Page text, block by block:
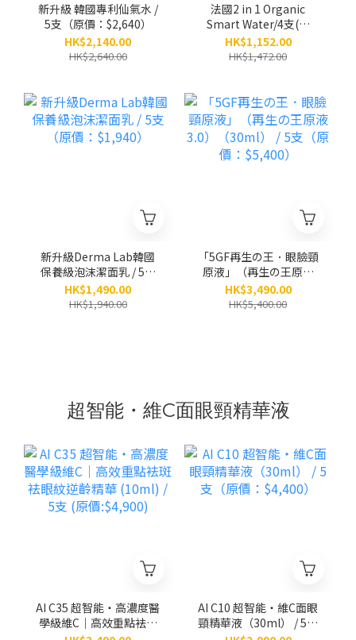
新升級 韓國專利仙氣水 /
5支（原價：$2,640）
HK$2,140.00
HK$2,640.00
法國2 in 1 Organic
Smart Water/4支(原
價：$1,472)
HK$1,152.00
HK$1,472.00
新升級Derma Lab韓國
保養級泡沫潔面乳 / 5支
（原價：$1,940）
HK$1,490.00
HK$1,940.00
「5GF再生の王．眼臉頸
原液」（再生の王原液
3.0）（30ml） / 5支（原
價：$5,400）
HK$3,490.00
HK$5,400.00
超智能・維C面眼頸精華液
AI C35 超智能‧高濃度醫
學級維C｜高效重點袪斑
AI C10 超智能‧維C面眼
頸精華液（30ml） / 5支